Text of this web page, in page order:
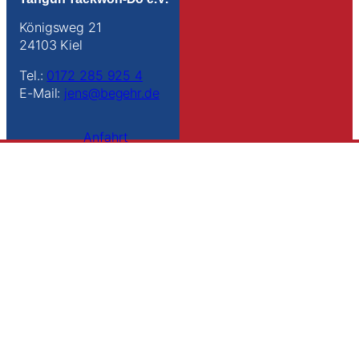
Königsweg 21
24103 Kiel
Tel.: 0172 285 925 4
E-Mail: jens@begehr.de
Anfahrt